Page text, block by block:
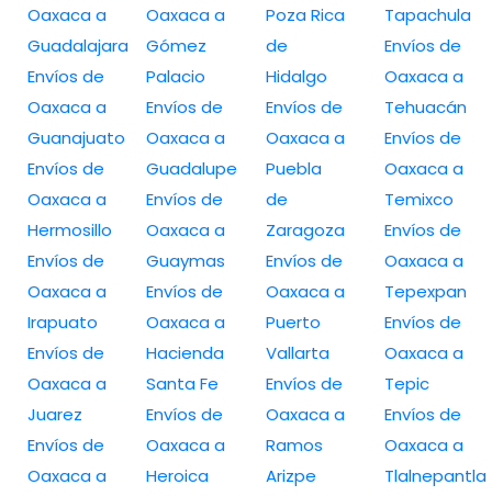
Oaxaca a
Guadalajara
Envíos de
Oaxaca a
Guanajuato
Envíos de
Oaxaca a
Hermosillo
Envíos de
Oaxaca a
Irapuato
Envíos de
Oaxaca a
Juarez
Envíos de
Oaxaca a
Oaxaca a
Gómez
Palacio
Envíos de
Oaxaca a
Guadalupe
Envíos de
Oaxaca a
Guaymas
Envíos de
Oaxaca a
Hacienda
Santa Fe
Envíos de
Oaxaca a
Heroica
Poza Rica
de
Hidalgo
Envíos de
Oaxaca a
Puebla
de
Zaragoza
Envíos de
Oaxaca a
Puerto
Vallarta
Envíos de
Oaxaca a
Ramos
Arizpe
Tapachula
Envíos de
Oaxaca a
Tehuacán
Envíos de
Oaxaca a
Temixco
Envíos de
Oaxaca a
Tepexpan
Envíos de
Oaxaca a
Tepic
Envíos de
Oaxaca a
Tlalnepantla